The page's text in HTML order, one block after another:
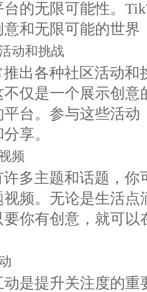
的无限可能性。
和无限可能的世
动和挑战
出各种社区活动
不仅是一个展示创
平台。参与这些活
享。
频
多主题和话题，
频。无论是生活
你有创意，就可
是提升关注度的